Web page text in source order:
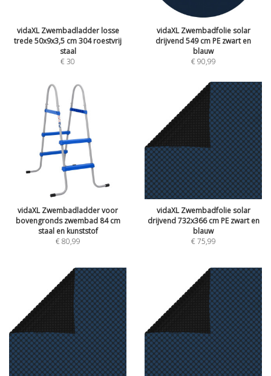
vidaXL Zwembadladder losse
trede 50x9x3,5 cm 304 roestvrij
staal
€30
vidaXL Zwembadfolie solar
drijvend 549 cm PE zwart en
blauw
€90,99
vidaXL Zwembadladder voor
bovengronds zwembad 84 cm
staal en kunststof
€80,99
vidaXL Zwembadfolie solar
drijvend 732x366 cm PE zwart en
blauw
€75,99